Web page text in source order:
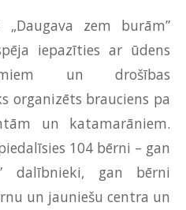
„Daugava zem burām”
iepazīties ar ūdens
un drošības
organizēts brauciens pa
un katamarāniem.
104 bērni – gan
dalībnieki, gan bērni
un jauniešu centra un